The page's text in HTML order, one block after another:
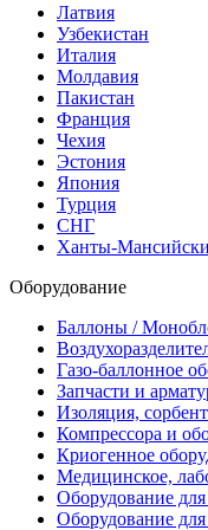
Латвия
Узбекистан
Италия
Молдавия
Пакистан
Франция
Чехия
Эстония
Япония
Турция
СНГ
Ханты-
Оборудование
Баллоны /
Газо-баллонное
Запчасти и
Изоляция,
Компрессора и
Криогенное
Медицинское,
Оборудование для
Оборудование